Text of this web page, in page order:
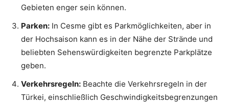
Gebieten enger sein können.
Parken: In Cesme gibt es Parkmöglichkeiten, aber in
der Hochsaison kann es in der Nähe der Strände und
beliebten Sehenswürdigkeiten begrenzte Parkplätze
geben.
Verkehrsregeln: Beachte die Verkehrsregeln in der
Türkei, einschließlich Geschwindigkeitsbegrenzungen